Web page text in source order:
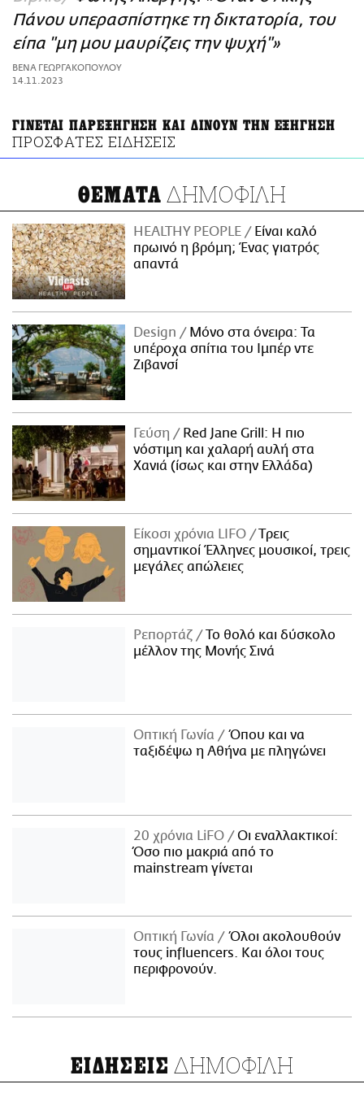
ΑΜΠΑ
PRINT
Πάνου υπερασπίστηκε τη δικτατορία, του
είπα "μη μου μαυρίζεις την ψυχή"»
ΒΕΝΑ ΓΕΩΡΓΑΚΟΠΟΥΛΟΥ
14.11.2023
ΓΙΝΕΤΑΙ ΠΑΡΕΞΗΓΗΣΗ ΚΑΙ ΔΙΝΟΥΝ ΤΗΝ ΕΞΗΓΗΣΗ
ΠΡΟΣΦΑΤΕΣ ΕΙΔΗΣΕΙΣ
ΘΕΜΑΤΑ ΔΗΜΟΦΙΛΗ
HEALTHY PEOPLE
Είναι καλό
πρωινό η βρόμη; Ένας γιατρός
απαντά
Design
Μόνο στα όνειρα: Τα
υπέροχα σπίτια του Ιμπέρ ντε
Ζιβανσί
Γεύση
Red Jane Grill: Η πιο
νόστιμη και χαλαρή αυλή στα
Χανιά (ίσως και στην Ελλάδα)
Είκοσι χρόνια LIFO
Tρεις
σημαντικοί Έλληνες μουσικοί, τρεις
μεγάλες απώλειες
Ρεπορτάζ
Το θολό και δύσκολο
μέλλον της Μονής Σινά
Οπτική Γωνία
Όπου και να
ταξιδέψω η Αθήνα με πληγώνει
20 χρόνια LiFO
Οι εναλλακτικοί:
Όσο πιο μακριά από το
mainstream γίνεται
Οπτική Γωνία
Όλοι ακολουθούν
τους influencers. Και όλοι τους
περιφρονούν.
ΕΙΔΗΣΕΙΣ ΔΗΜΟΦΙΛΗ